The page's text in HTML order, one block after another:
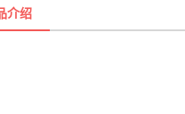
介绍